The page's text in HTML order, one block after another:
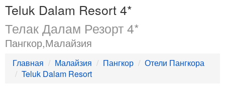
Teluk Dalam Resort 4*
Телак Далам Резорт 4*
Пангкор,Малайзия
Главная Малайзия Пангкор
Отели Пангкора
Teluk Dalam Resort